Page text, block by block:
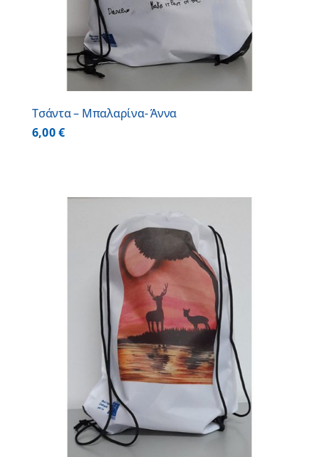
Τσάντα – Μπαλαρίνα- Άννα
6,00€